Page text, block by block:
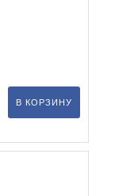
В КОРЗИНУ